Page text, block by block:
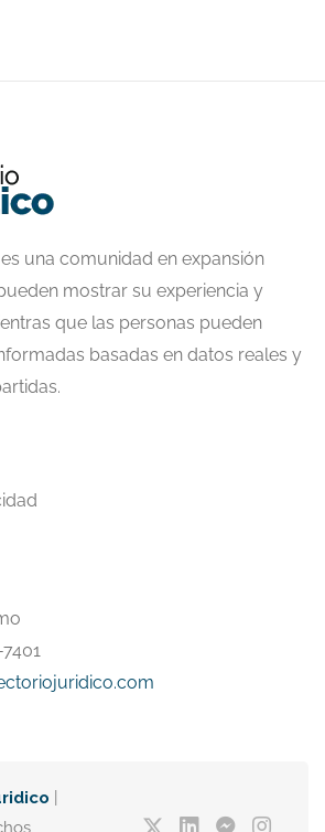
una comunidad en expansión
mostrar su experiencia y
que las personas pueden
basadas en datos reales y